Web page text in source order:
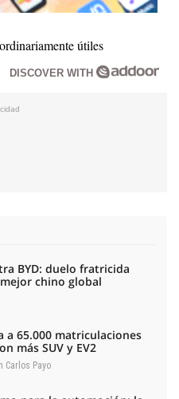
útiles
DISCOVER WITH
BYD: duelo fratricida
chino global
a 65.000 matriculaciones
más SUV y EV2
Carlos Payo